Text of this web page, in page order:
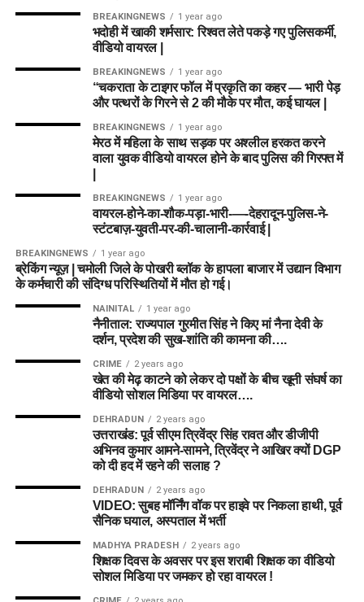
BREAKINGNEWS 1 year ago
भदोही में खाकी शर्मसार: रिश्वत लेते पकड़े गए पुलिसकर्मी,
वीडियो वायरल |
BREAKINGNEWS 1 year ago
“चकराता के टाइगर फॉल में प्रकृति का कहर — भारी पेड़
और पत्थरों के गिरने से 2 की मौके पर मौत, कई घायल |
BREAKINGNEWS 1 year ago
मेरठ में महिला के साथ सड़क पर अश्लील हरकत करने
वाला युवक वीडियो वायरल होने के बाद पुलिस की गिरफ्त में
BREAKINGNEWS 1 year ago
वायरल-होने-का-शौक-पड़ा-भारी-—-देहरादून-पुलिस-ने-
स्टंटबाज़-युवती-पर-की-चालानी-कार्रवाई |
BREAKINGNEWS 1 year ago
ब्रेकिंग न्यूज़ | चमोली जिले के पोखरी ब्लॉक के हापला बाजार में उद्यान विभाग
के कर्मचारी की संदिग्ध परिस्थितियों में मौत हो गई।
NAINITAL 1 year ago
नैनीताल: राज्यपाल गुरमीत सिंह ने किए मां नैना देवी के
दर्शन, प्रदेश की सुख-शांति की कामना की….
CRIME 2 years ago
खेत की मेढ़ काटने को लेकर दो पक्षों के बीच खूनी संघर्ष का
वीडियो सोशल मिडिया पर वायरल….
DEHRADUN 2 years ago
उत्तराखंड: पूर्व सीएम त्रिवेंद्र सिंह रावत और डीजीपी
अभिनव कुमार आमने-सामने, त्रिवेंद्र ने आखिर क्यों DGP
को दी हद में रहने की सलाह ?
DEHRADUN 2 years ago
VIDEO: सुबह मॉर्निंग वॉक पर हाइवे पर निकला हाथी, पूर्व
सैनिक घयाल, अस्पताल में भर्ती
MADHYA PRADESH 2 years ago
शिक्षक दिवस के अवसर पर इस शराबी शिक्षक का वीडियो
सोशल मिडिया पर जमकर हो रहा वायरल !